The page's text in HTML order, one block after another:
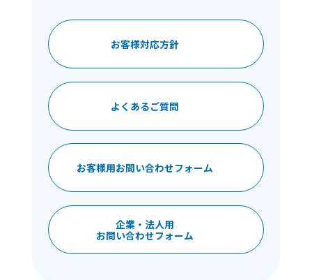
お客様対応方針
よくあるご質問
お客様用お問い合わせフォーム
企業・法人用
お問い合わせフォーム